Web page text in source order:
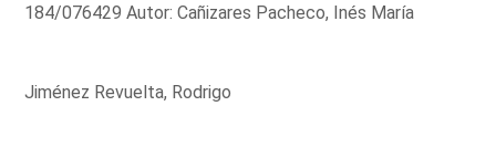
184/076429 Autor: Cañizares Pacheco, Inés María
Jiménez Revuelta, Rodrigo